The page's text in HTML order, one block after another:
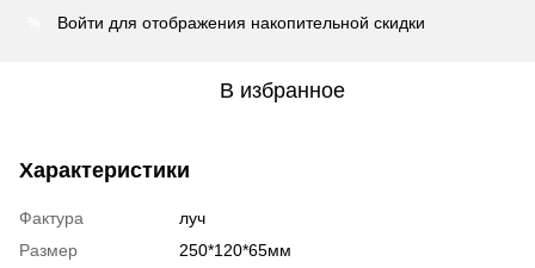
Войти для отображения накопительной скидки
В избранное
Характеристики
Фактура
луч
Размер
250*120*65мм